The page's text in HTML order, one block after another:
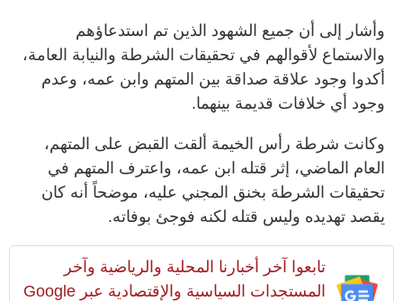
وأشار إلى أن جميع الشهود الذين تم استدعاؤهم
والاستماع لأقوالهم في تحقيقات الشرطة والنيابة العامة،
أكدوا وجود علاقة صداقة بين المتهم وابن عمه، وعدم
وجود أي خلافات قديمة بينهما.
وكانت شرطة رأس الخيمة ألقت القبض على المتهم،
العام الماضي، إثر قتله ابن عمه، واعترف المتهم في
تحقيقات الشرطة بخنق المجني عليه، موضحاً أنه كان
يقصد تهديده وليس قتله لكنه فوجئ بوفاته.
تابعوا آخر أخبارنا المحلية والرياضية وآخر
المستجدات السياسية والإقتصادية عبر Google